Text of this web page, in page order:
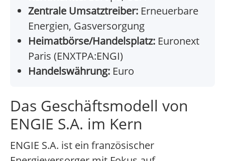
Zentrale Umsatztreiber: Erneuerbare
Energien, Gasversorgung
Heimatbörse/Handelsplatz: Euronext
Paris (ENXTPA:ENGI)
Handelswährung: Euro
Das Geschäftsmodell von
ENGIE S.A. im Kern
ENGIE S.A. ist ein französischer